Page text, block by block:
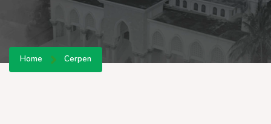
Home Cerpen